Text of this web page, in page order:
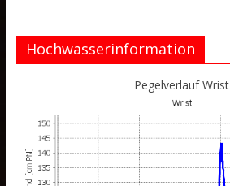
Hochwasserinformation
Pegelverlauf Wrist